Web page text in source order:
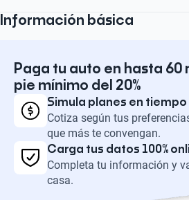
Información básica
Paga tu auto en hasta 60
pie mínimo del 20%
Simula planes en tiempo
Cotiza según tus
que más te convengan.
Carga tus datos 100%
Completa tu información y
casa.